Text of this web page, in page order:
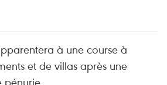
à une course à
et de villas après une
pénurie.